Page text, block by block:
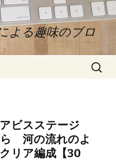
よる趣味のブロ
検
索:
ビスステージ
河の流れのよ
リア編成【30